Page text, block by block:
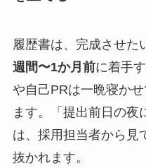
履歴書は、完成させた
週間〜1か月前に着手
や自己PRは一晩寝か
ます。「提出前日の夜
は、採用担当者から見
抜かれます。